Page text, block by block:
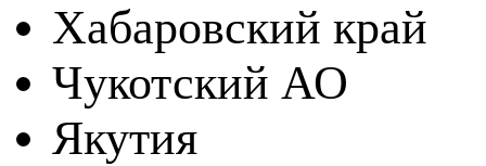
Хабаровский край
Чукотский АО
Якутия